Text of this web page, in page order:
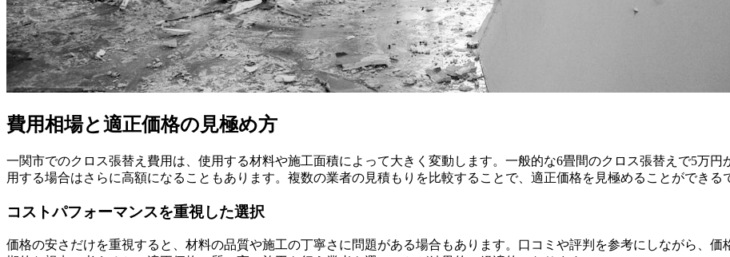
費用相場と適正価格の見極め方
一関市でのクロス張替え費用は、使用する材料や施工面積によって大きく変動します。一般的な6畳間のクロス張替えで5万
用する場合はさらに高額になることもあります。複数の業者の見積もりを比較することで、適正価格を見極めることができる
コストパフォーマンスを重視した選択
価格の安さだけを重視すると、材料の品質や施工の丁寧さに問題がある場合もあります。口コミや評判を参考にしながら、